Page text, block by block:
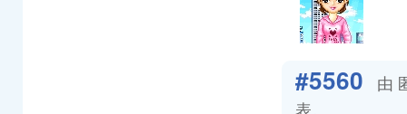
#5560
由
表。